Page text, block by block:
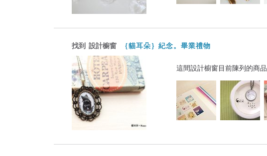
找到 設計櫥窗 ｛貓耳朵｝紀念。畢業禮物
這間設計櫥窗目前陳列的商品